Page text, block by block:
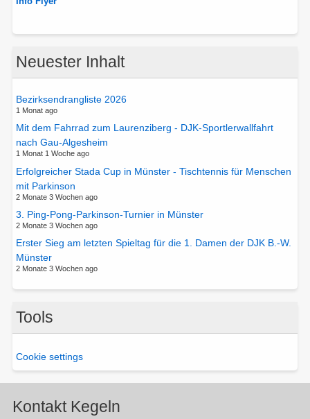
Neuester Inhalt
Bezirksendrangliste 2026
1 Monat ago
Mit dem Fahrrad zum Laurenziberg - DJK-Sportlerwallfahrt
nach Gau-Algesheim
1 Monat 1 Woche ago
Erfolgreicher Stada Cup in Münster - Tischtennis für Menschen
mit Parkinson
2 Monate 3 Wochen ago
3. Ping-Pong-Parkinson-Turnier in Münster
2 Monate 3 Wochen ago
Erster Sieg am letzten Spieltag für die 1. Damen der DJK B.-W.
Münster
2 Monate 3 Wochen ago
Tools
Cookie settings
Kontakt Kegeln